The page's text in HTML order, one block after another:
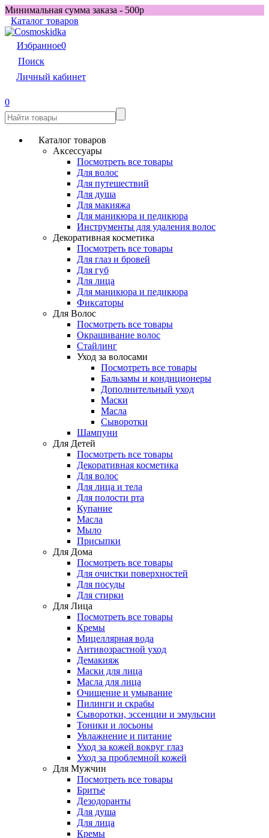
Минимальная сумма заказа - 500р
Каталог товаров
Избранное0
Поиск
Личный кабинет
0
Каталог товаров
Аксессуары
Посмотреть все товары
Для волос
Для путешествий
Для душа
Для макияжа
Для маникюра и педикюра
Инструменты для удаления волос
Декоративная косметика
Посмотреть все товары
Для глаз и бровей
Для губ
Для лица
Для маникюра и педикюра
Фиксаторы
Для Волос
Посмотреть все товары
Окрашивание волос
Стайлинг
Уход за волосами
Посмотреть все товары
Бальзамы и кондиционеры
Дополнительный уход
Маски
Масла
Сыворотки
Шампуни
Для Детей
Посмотреть все товары
Декоративная косметика
Для волос
Для лица и тела
Для полости рта
Купание
Масла
Мыло
Присыпки
Для Дома
Посмотреть все товары
Для очистки поверхностей
Для посуды
Для стирки
Для Лица
Посмотреть все товары
Кремы
Мицеллярная вода
Антивозрастной уход
Демакияж
Маски для лица
Масла для лица
Очищение и умывание
Пилинги и скрабы
Сыворотки, эссенции и эмульсии
Тоники и лосьоны
Увлажнение и питание
Уход за кожей вокруг глаз
Уход за проблемной кожей
Для Мужчин
Посмотреть все товары
Бритье
Дезодоранты
Для душа
Для лица
Кремы